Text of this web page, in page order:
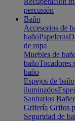
percusión
Baño
Accesorios de
bañoPapeleras
de ropa
Muebles de
bañoTocadores
baño
Espejos de baño
iluminados
Sanitarios
Grifería Grifos
Seguridad de